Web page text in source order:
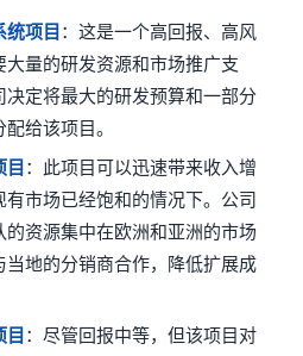
统项目 ：这是一个高回报、高风
大量的研发资源和市场推广支
决定将最大的研发预算和一部分
给该项目。
目 ：此项目可以迅速带来收入增
有市场已经饱和的情况下。公司
的资源集中在欧洲和亚洲的市场
当地的分销商合作，降低扩展成
目 ：尽管回报中等，但该项目对